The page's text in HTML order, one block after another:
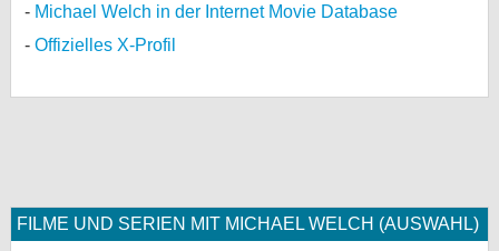
Michael Welch in der Internet Movie Database
Offizielles X-Profil
FILME UND SERIEN MIT MICHAEL WELCH (AUSWAHL)